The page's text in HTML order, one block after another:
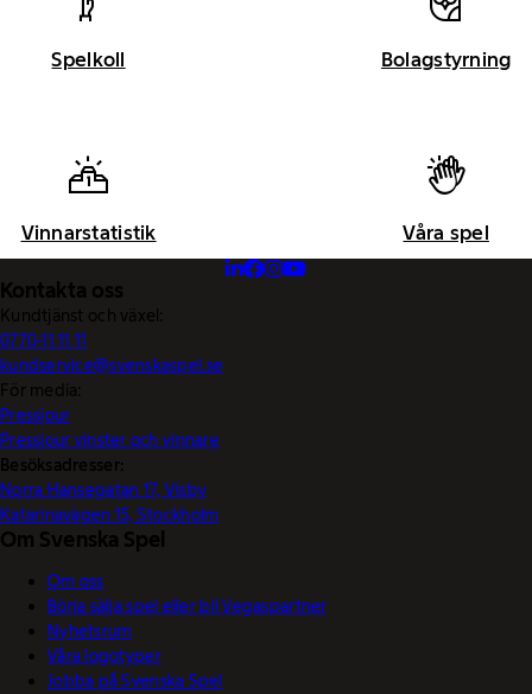
Spelkoll Bolagstyrning
Vinnarstatistik Våra spel
Kontakta oss
Kundtjänst och växel:
0770-11 11 11
kundservice@svenskaspel.se
För media:
Pressjour
Pressjour vinster och vinnare
Besöksadresser:
Norra Hansegatan 17, Visby
Katarinavägen 15, Stockholm
Om Svenska Spel
Om oss
Börja sälja spel eller bli Vegaspartner
Nyhetsrum
Våra logotyper
Jobba på Svenska Spel